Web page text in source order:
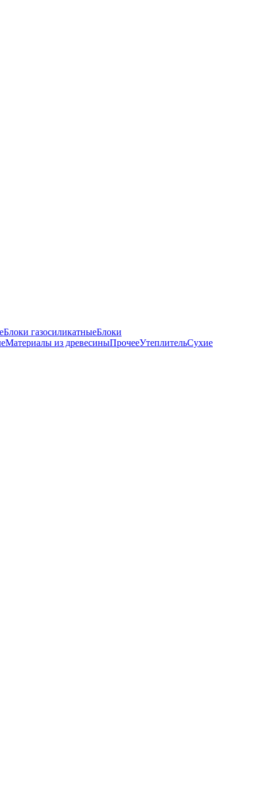
Блоки газосиликатныеБлоки
Материалы из древесиныПрочееУтеплительСухие